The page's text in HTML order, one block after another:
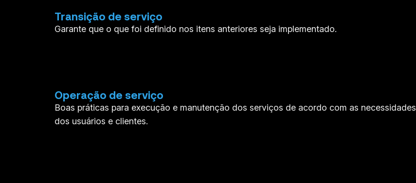
Transição de serviço
Garante que o que foi definido nos itens anteriores seja implementado.
Operação de serviço
Boas práticas para execução e manutenção dos serviços de acordo com as necessidades
dos usuários e clientes.